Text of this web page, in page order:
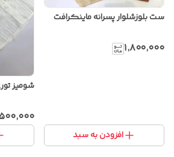
ست بلوزشلوار پسرانه ماینکرافت
۱٬۸۰۰٬۰۰۰
افزودن به سبد
شومیز